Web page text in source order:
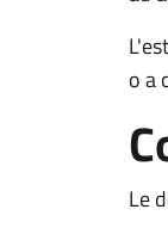
o a
Le